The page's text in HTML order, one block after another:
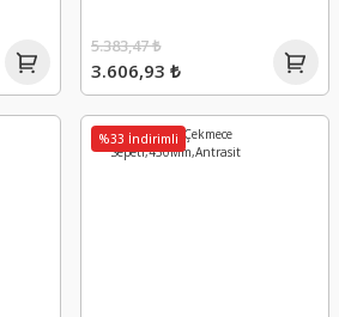
3.606,93 ₺
5.383,47 ₺
%33 İndirimli